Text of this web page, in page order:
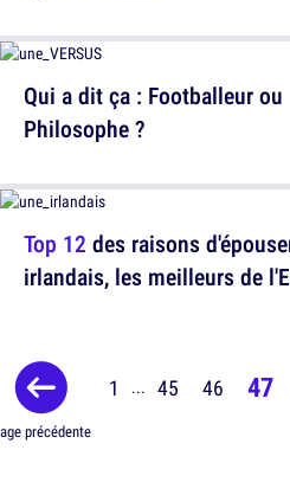
Top 12 des raisons
irlandais, les meilleurs de
Qui a dit ça : Footballeur ou
Philosophe ?
précédente
1 ... 45 46 47